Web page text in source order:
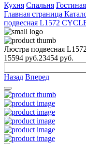
Кухня Спальня Гостиная
Главная страница
подвесная L1572
Люстра подвесная
15594 руб.23454 руб.
Назад Вперед